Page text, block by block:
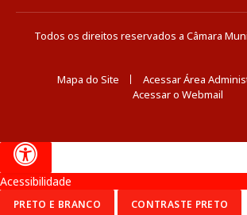
Todos os direitos reservados a Câmara
Mapa do Site
Acessar Área
Acessar o Webmail
Acessibilidade
PRETO E BRANCO CONTRASTE PRETO